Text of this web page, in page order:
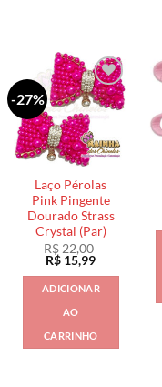
-27%
Laço Pérolas
Pink Pingente
Dourado Strass
Crystal (Par)
R$22,00
O
preço
original
era:
R$ 22,00.
R$ 15,99O
atual
é:
ADICIONAR
AO
CARRINHO